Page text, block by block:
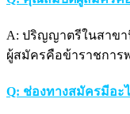
A: ปริญญาตรีในสาข
ผู้สมัครคือข้าราชการ
Q: ช่องทางสมัครมีอะ